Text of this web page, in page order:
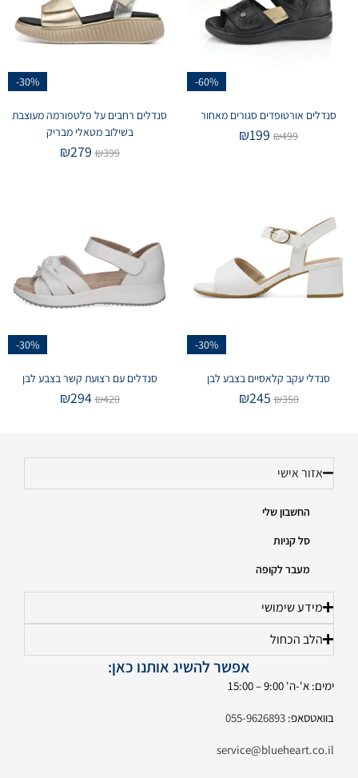
-60%
סנדלים אורטופדים סגורים מאחור
₪499
₪199
-30%
סנדלים רחבים על פלטפורמה מעוצבת
בשילוב מטאלי מבריק
₪399
₪279
-30%
סנדלי עקב קלאסיים בצבע לבן
₪350
₪245
-30%
סנדלים עם רצועת קשר בצבע לבן
₪420
₪294
אזור אישי
החשבון שלי
סל קניות
מעבר לקופה
מידע שימושי
הלב הכחול
אפשר להשיג אותנו כאן:
ימים: א'-ה' 9:00 – 15:00
בוואטסאפ: 055-9626893
service@blueheart.co.il